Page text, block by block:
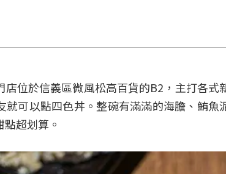
店位於信義區微風松高百貨的B2，主打各
就可以點四色丼。整碗有滿滿的海膽、鮪
超划算。